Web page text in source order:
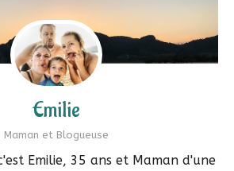
Emilie
Maman et Blogueuse
Emilie, 35 ans et Maman d'une